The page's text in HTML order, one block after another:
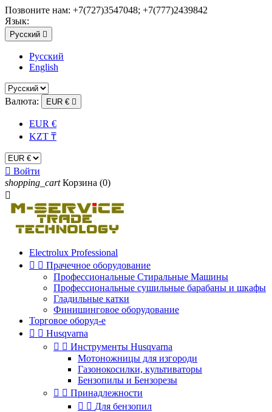
Позвоните нам: +7(727)3547048; +7(777)2439842
Язык:
Русский 
Русский
English
Валюта: EUR € 
EUR €
KZT ₸
 Войти
shopping_cart Корзина (0)

Electrolux Professional
  Прачечное оборудование
Профессиональные Стиральные Машины
Профессиональные сушильные барабаны и шкафы
Гладильные катки
Финишинговое оборудование
Торговое оборуд-е
  Husqvarna
  Инструменты Husqvarna
Мотоножницы для изгороди
Газонокосилки, культиваторы
Бензопилы и Бензорезы
  Принадлежности
  Для бензопил